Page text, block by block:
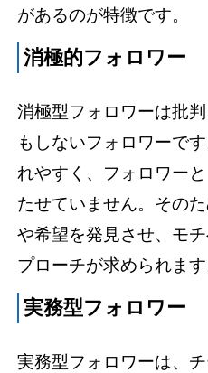
があるのが特徴です。
消極的フォロワー
消極型フォロワーは批
もしないフォロワーで
れやすく、フォロワー
たせていません。その
や希望を発見させ、モ
プローチが求められます
実務型フォロワー
実務型フォロワーは、